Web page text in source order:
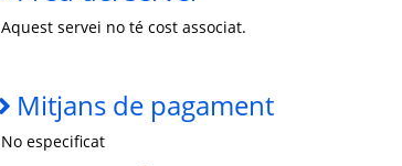
Aquest servei no té cost associat.
Mitjans de pagament
No especificat